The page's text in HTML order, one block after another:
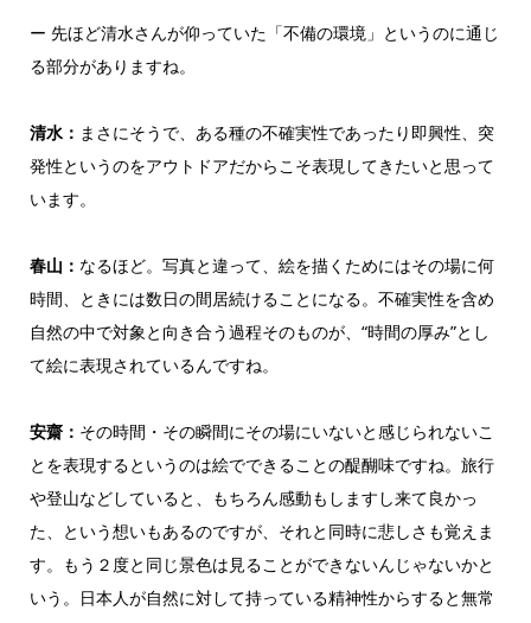
ー 先ほど清水さんが仰っていた「不備の環境」というのに通じ
る部分がありますね。
清水： まさにそうで、ある種の不確実性であったり即興性、突
発性というのをアウトドアだからこそ表現してきたいと思って
います。
春山： なるほど。写真と違って、絵を描くためにはその場に何
時間、ときには数日の間居続けることになる。不確実性を含め
自然の中で対象と向き合う過程そのものが、“時間の厚み”とし
て絵に表現されているんですね。
安齋： その時間・その瞬間にその場にいないと感じられないこ
とを表現するというのは絵でできることの醍醐味ですね。旅行
や登山などしていると、もちろん感動もしますし来て良かっ
た、という想いもあるのですが、それと同時に悲しさも覚えま
す。もう２度と同じ景色は見ることができないんじゃないかと
いう。日本人が自然に対して持っている精神性からすると無常